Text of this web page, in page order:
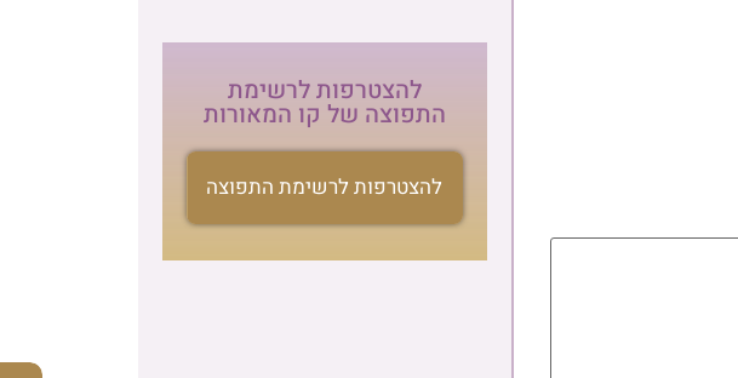
להצטרפות לרשימת
התפוצה של קו המאורות
להצטרפות לרשימת התפוצה